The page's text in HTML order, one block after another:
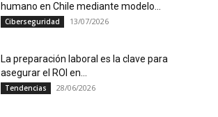
humano en Chile mediante modelo...
Ciberseguridad 13/07/2026
La preparación laboral es la clave para
asegurar el ROI en...
Tendencias 28/06/2026